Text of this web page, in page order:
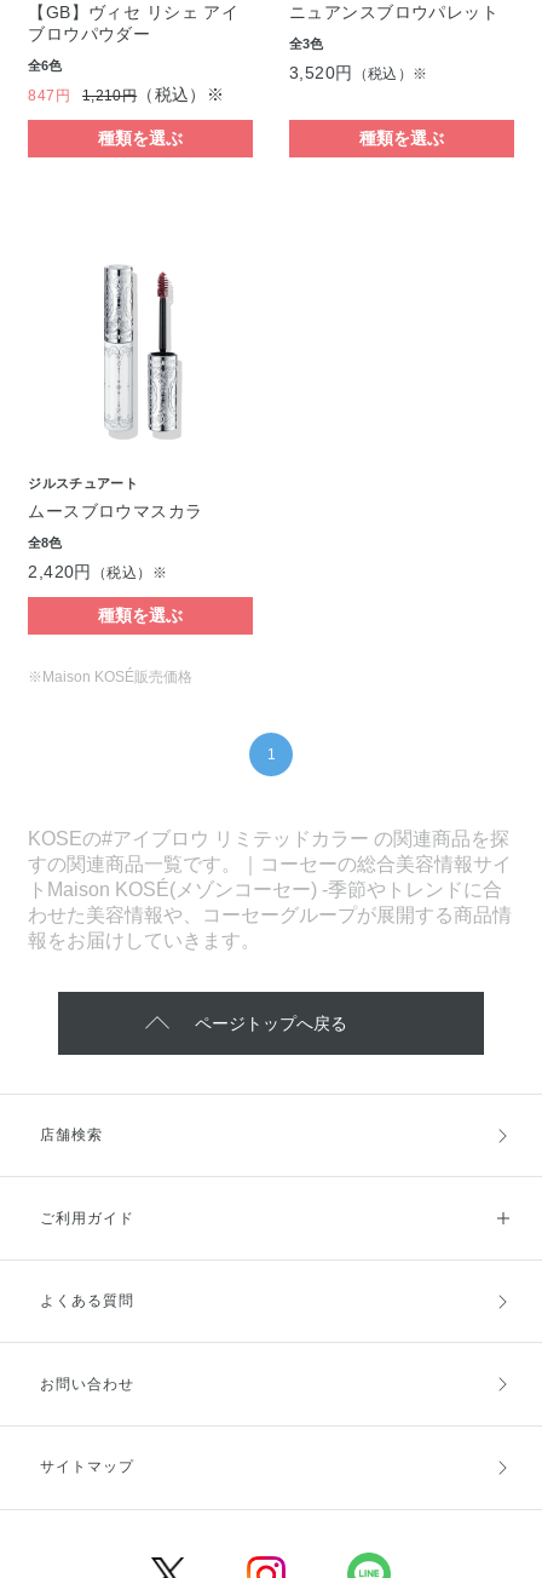
【GB】ヴィセ リシェ アイ
ブロウパウダー
全6色
847円 1,210円（税込）※
種類を選ぶ
ニュアンスブロウパレット
全3色
3,520円 （税込）※
種類を選ぶ
ジルスチュアート
ムースブロウマスカラ
全8色
2,420円 （税込）※
種類を選ぶ
※Maison KOSÉ販売価格
1
KOSEの#アイブロウ リミテッドカラー の関連商品を探
すの関連商品一覧です。｜コーセーの総合美容情報サイ
トMaison KOSÉ(メゾンコーセー) -季節やトレンドに合
わせた美容情報や、コーセーグループが展開する商品情
報をお届けしていきます。
ページトップへ戻る
店舗検索
ご利用ガイド
ご利用ガイドトップ
お支払方法
キャンセル・返品・交換
よくある質問
お問い合わせ
サイトマップ